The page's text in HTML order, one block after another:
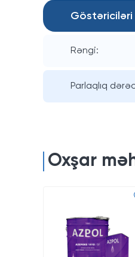
Göstəriciləri
Rəngi:
Parlaqlıq
Oxşar